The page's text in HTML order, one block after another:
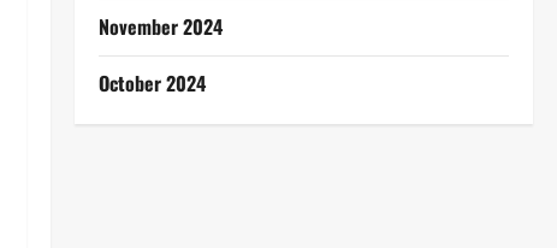
November 2024
October 2024